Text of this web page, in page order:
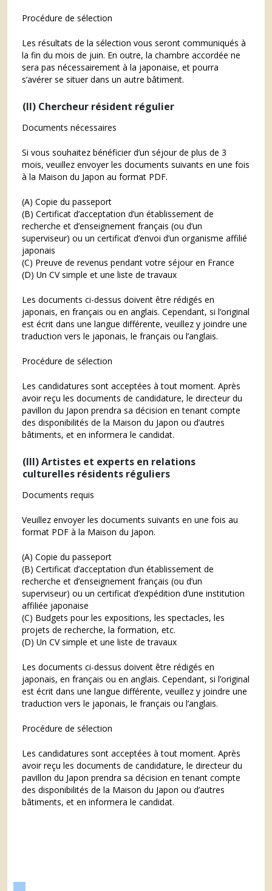
Procédure de sélection
Les résultats de la sélection vous seront communiqués à
la fin du mois de juin. En outre, la chambre accordée ne
sera pas nécessairement à la japonaise, et pourra
s’avérer se situer dans un autre bâtiment.
(II) Chercheur résident régulier
Documents nécessaires
Si vous souhaitez bénéficier d’un séjour de plus de 3
mois, veuillez envoyer les documents suivants en une fois
à la Maison du Japon au format PDF.
(A) Copie du passeport
(B) Certificat d’acceptation d’un établissement de
recherche et d’enseignement français (ou d’un
superviseur) ou un certificat d’envoi d’un organisme affilié
japonais
(C) Preuve de revenus pendant votre séjour en France
(D) Un CV simple et une liste de travaux
Les documents ci-dessus doivent être rédigés en
japonais, en français ou en anglais. Cependant, si l’original
est écrit dans une langue différente, veuillez y joindre une
traduction vers le japonais, le français ou l’anglais.
Procédure de sélection
Les candidatures sont acceptées à tout moment. Après
avoir reçu les documents de candidature, le directeur du
pavillon du Japon prendra sa décision en tenant compte
des disponibilités de la Maison du Japon ou d’autres
bâtiments, et en informera le candidat.
(III)Artistes et experts en relations
culturellesrésidents réguliers
Documents requis
Veuillez envoyer les documents suivants en une fois au
format PDF à la Maison du Japon.
(A) Copie du passeport
(B) Certificat d’acceptation d’un établissement de
recherche et d’enseignement français (ou d’un
superviseur) ou un certificat d’expédition d’une institution
affiliée japonaise
(C) Budgets pour les expositions, les spectacles, les
projets de recherche, la formation, etc.
(D) Un CV simple et une liste de travaux
Les documents ci-dessus doivent être rédigés en
japonais, en français ou en anglais. Cependant, si l’original
est écrit dans une langue différente, veuillez y joindre une
traduction vers le japonais, le français ou l’anglais.
Procédure de sélection
Les candidatures sont acceptées à tout moment. Après
avoir reçu les documents de candidature, le directeur du
pavillon du Japon prendra sa décision en tenant compte
des disponibilités de la Maison du Japon ou d’autres
bâtiments, et en informera le candidat.